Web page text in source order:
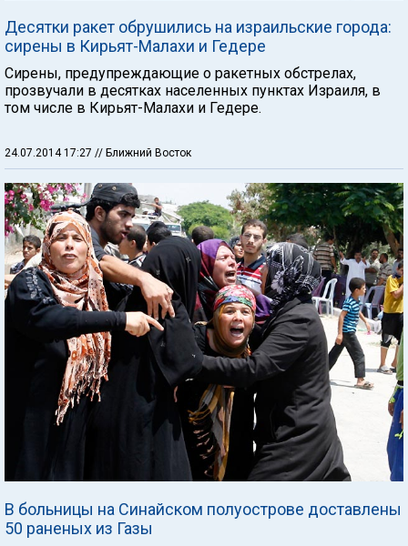
Десятки ракет обрушились на израильские города:
сирены в Кирьят-Малахи и Гедере
Сирены, предупреждающие о ракетных обстрелах,
прозвучали в десятках населенных пунктах Израиля, в
том числе в Кирьят-Малахи и Гедере.
24.07.2014 17:27 // Ближний Восток
В больницы на Синайском полуострове доставлены
50 раненых из Газы